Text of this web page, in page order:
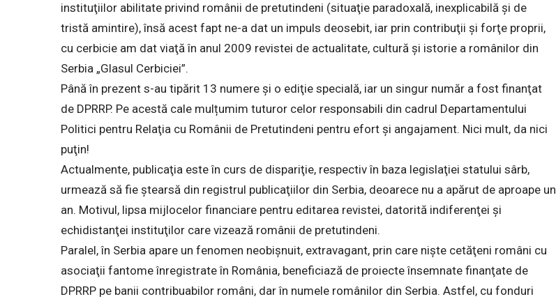
instituţiilor abilitate privind românii de pretutindeni (situaţie paradoxală, inexplicabilă şi de
tristă amintire), însă acest fapt ne-a dat un impuls deosebit, iar prin contribuţii şi forţe proprii,
cu cerbicie am dat viaţă în anul 2009 revistei de actualitate, cultură şi istorie a românilor din
Serbia „Glasul Cerbiciei”.
Până în prezent s-au tipărit 13 numere şi o ediţie specială, iar un singur număr a fost finanţat
de DPRRP. Pe acestă cale mulțumim tuturor celor responsabili din cadrul Departamentului
Politici pentru Relaţia cu Românii de Pretutindeni pentru efort şi angajament. Nici mult, da nici
puţin!
Actualmente, publicaţia este în curs de dispariţie, respectiv în baza legislaţiei statului sârb,
urmează să fie ştearsă din registrul publicaţiilor din Serbia, deoarece nu a apărut de aproape un
an. Motivul, lipsa mijlocelor financiare pentru editarea revistei, datorită indiferenţei şi
echidistanţei instituţilor care vizează românii de pretutindeni.
Paralel, în Serbia apare un fenomen neobişnuit, extravagant, prin care nişte cetăţeni români cu
asociaţii fantome înregistrate în România, beneficiază de proiecte însemnate finanţate de
DPRRP pe banii contribuabilor români, dar în numele românilor din Serbia. Astfel, cu fonduri